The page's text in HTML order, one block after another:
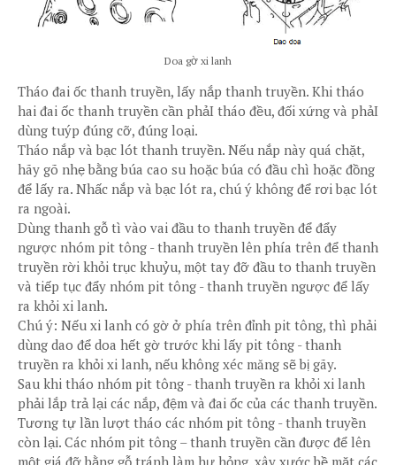
Doa gờ xi lanh
Tháo đai ốc thanh truyền, lấy nắp thanh truyền. Khi tháo
hai đai ốc thanh truyền cần phảI tháo đều, đối xứng và phảI
dùng tuýp đúng cỡ, đúng loại.
Tháo nắp và bạc lót thanh truyền. Nếu nắp này quá chặt,
hãy gõ nhẹ bằng búa cao su hoặc búa có đầu chì hoặc đồng
để lấy ra. Nhấc nắp và bạc lót ra, chú ý không để rơi bạc lót
ra ngoài.
Dùng thanh gỗ tì vào vai đầu to thanh truyền để đẩy
ngược nhóm pit tông - thanh truyền lên phía trên để thanh
truyền rời khỏi trục khuỷu, một tay đỡ đầu to thanh truyền
và tiếp tục đẩy nhóm pit tông - thanh truyền ngược để lấy
ra khỏi xi lanh.
Chú ý: Nếu xi lanh có gờ ở phía trên đỉnh pit tông, thì phải
dùng dao để doa hết gờ trước khi lấy pit tông - thanh
truyền ra khỏi xi lanh, nếu không xéc măng sẽ bị gãy.
Sau khi tháo nhóm pit tông - thanh truyền ra khỏi xi lanh
phải lắp trả lại các nắp, đệm và đai ốc của các thanh truyền.
Tương tự lần lượt tháo các nhóm pit tông - thanh truyền
còn lại. Các nhóm pit tông – thanh truyền cần được để lên
một giá đỡ bằng gỗ tránh làm hư hỏng, xây xước bề mặt các